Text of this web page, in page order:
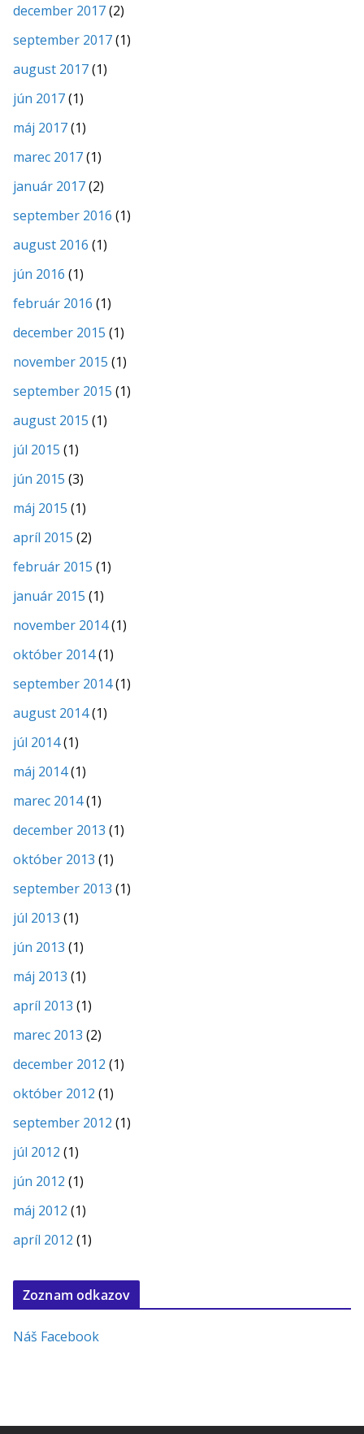
december 2017(2)
september 2017(1)
august 2017(1)
jún 2017(1)
máj 2017(1)
marec 2017(1)
január 2017(2)
september 2016 (1)
august 2016 (1)
jún 2016 (1)
február 2016 (1)
december 2015 (1)
november 2015 (1)
september 2015 (1)
august 2015 (1)
júl 2015 (1)
jún 2015 (3)
máj 2015 (1)
apríl 2015 (2)
február 2015 (1)
január 2015 (1)
november 2014(1)
október 2014(1)
september 2014(1)
august 2014(1)
júl 2014(1)
máj 2014(1)
marec 2014(1)
december 2013 (1)
október 2013 (1)
september 2013 (1)
júl 2013 (1)
jún 2013 (1)
máj 2013 (1)
apríl 2013 (1)
marec 2013 (2)
december 2012 (1)
október 2012 (1)
september 2012 (1)
júl 2012 (1)
jún 2012 (1)
máj 2012 (1)
apríl 2012 (1)
Zoznam odkazov
Náš Facebook